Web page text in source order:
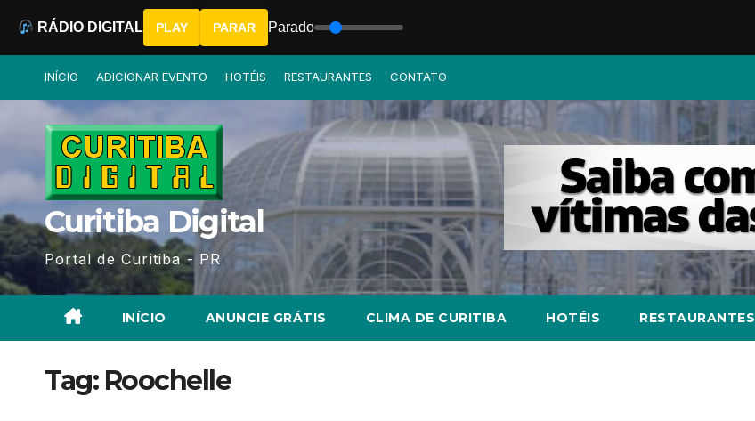
INÍCIO ADICIONAR EVENTO HOTÉIS RESTAURANTES CONTATO
Curitiba Digital
Portal de Curitiba - PR
INÍCIO ANUNCIE GRÁTIS CLIMA DE CURITIBA HOTÉIS RESTAURANTES
Tag: Roochelle
RÁDIO DIGITAL PLAY PARAR Parado